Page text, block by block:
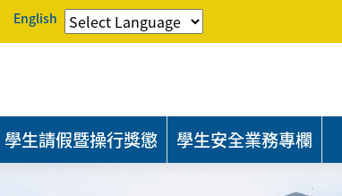
English
學生請假暨操行獎懲 學生安全業務專欄